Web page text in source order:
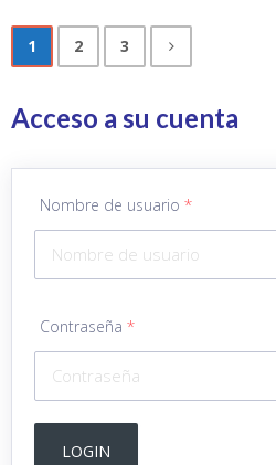
1 2 3
Acceso a su cuenta
Nombre de usuario *
Contraseña *